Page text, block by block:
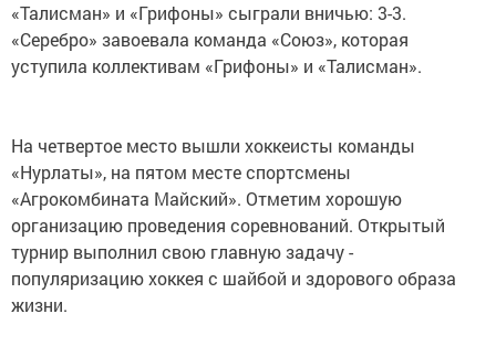
«Талисман» и «Грифоны» сыграли вничью: 3-3.
«Серебро» завоевала команда «Союз», которая
уступила коллективам «Грифоны» и «Талисман».
На четвертое место вышли хоккеисты команды
«Нурлаты», на пятом месте спортсмены
«Агрокомбината Майский». Отметим хорошую
организацию проведения соревнований. Открытый
турнир выполнил свою главную задачу -
популяризацию хоккея с шайбой и здорового образа
жизни.